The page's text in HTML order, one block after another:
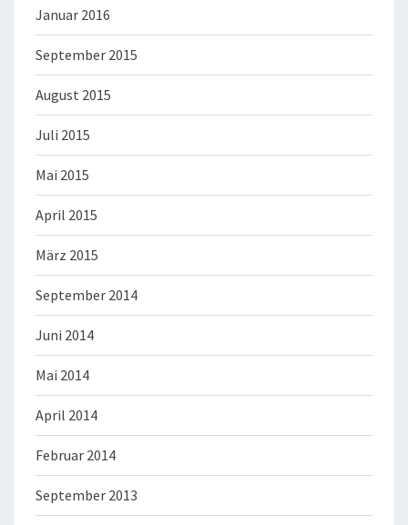
Januar 2016
September 2015
August 2015
Juli 2015
Mai 2015
April 2015
März 2015
September 2014
Juni 2014
Mai 2014
April 2014
Februar 2014
September 2013